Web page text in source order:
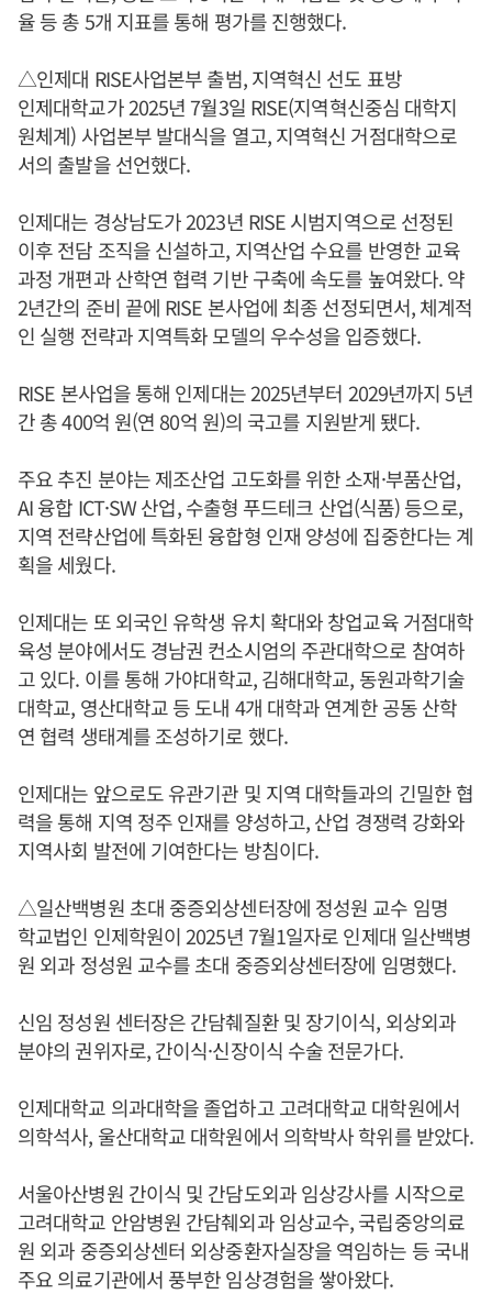
율 등 총 5개 지표를 통해 평가를 진행했다.
△인제대 RISE사업본부 출범, 지역혁신 선도 표방
인제대학교가 2025년 7월3일 RISE(지역혁신중심 대학지
원체계) 사업본부 발대식을 열고, 지역혁신 거점대학으로
서의 출발을 선언했다.
인제대는 경상남도가 2023년 RISE 시범지역으로 선정된
이후 전담 조직을 신설하고, 지역산업 수요를 반영한 교육
과정 개편과 산학연 협력 기반 구축에 속도를 높여왔다. 약
2년간의 준비 끝에 RISE 본사업에 최종 선정되면서, 체계적
인 실행 전략과 지역특화 모델의 우수성을 입증했다.
RISE 본사업을 통해 인제대는 2025년부터 2029년까지 5년
간 총 400억 원(연 80억 원)의 국고를 지원받게 됐다.
주요 추진 분야는 제조산업 고도화를 위한 소재·부품산업,
AI 융합 ICT·SW 산업, 수출형 푸드테크 산업(식품) 등으로,
지역 전략산업에 특화된 융합형 인재 양성에 집중한다는 계
획을 세웠다.
인제대는 또 외국인 유학생 유치 확대와 창업교육 거점대학
육성 분야에서도 경남권 컨소시엄의 주관대학으로 참여하
고 있다. 이를 통해 가야대학교, 김해대학교, 동원과학기술
대학교, 영산대학교 등 도내 4개 대학과 연계한 공동 산학
연 협력 생태계를 조성하기로 했다.
인제대는 앞으로도 유관기관 및 지역 대학들과의 긴밀한 협
력을 통해 지역 정주 인재를 양성하고, 산업 경쟁력 강화와
지역사회 발전에 기여한다는 방침이다.
△일산백병원 초대 중증외상센터장에 정성원 교수 임명
학교법인 인제학원이 2025년 7월1일자로 인제대 일산백병
원 외과 정성원 교수를 초대 중증외상센터장에 임명했다.
신임 정성원 센터장은 간담췌질환 및 장기이식, 외상외과
분야의 권위자로, 간이식·신장이식 수술 전문가다.
인제대학교 의과대학을 졸업하고 고려대학교 대학원에서
의학석사, 울산대학교 대학원에서 의학박사 학위를 받았다.
서울아산병원 간이식 및 간담도외과 임상강사를 시작으로
고려대학교 안암병원 간담췌외과 임상교수, 국립중앙의료
원 외과 중증외상센터 외상중환자실장을 역임하는 등 국내
주요 의료기관에서 풍부한 임상경험을 쌓아왔다.